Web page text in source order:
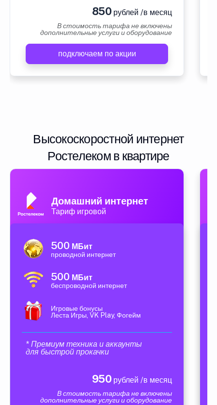
850 рублей /в месяц
В стоимость тарифа не включены
дополнительные услуги и оборудование
подключаем по акции
Высокоскоростной интернет
Ростелеком в квартире
Домашний интернет
Тариф игровой
500 МБит
проводной интернет
500 МБит
беспроводной интернет
Игровые бонусы
Леста Игры, VK Play, Фогейм
* Премиум техника и аккаунты
для быстрой прокачки
950 рублей /в месяц
В стоимость тарифа не включены
дополнительные услуги и оборудование